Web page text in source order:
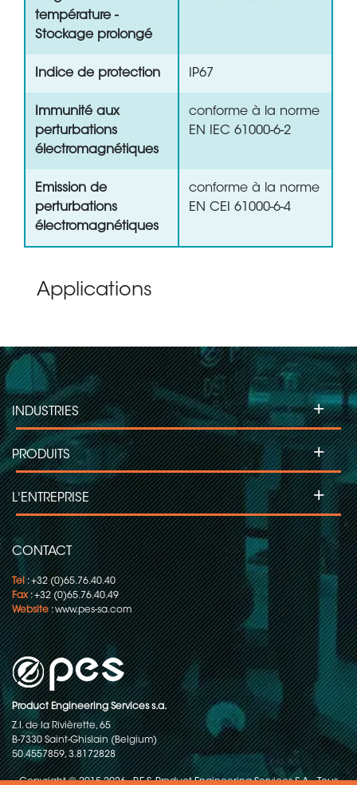
température -
Stockage prolongé
Indice de protection IP67
Immunité aux
perturbations
électromagnétiques
conforme à la norme
EN IEC 61000-6-2
Emission de
perturbations
électromagnétiques
conforme à la norme
EN CEI 61000-6-4
Applications
CONTACT
Tel: +32 (0)65.76.40.40
Fax: +32 (0)65.76.40.49
Website:www.pes-sa.com
Product Engineering Services s.a.
Z.I. de la Rivièrette, 65
B-7330 Saint-Ghislain (Belgium)
50.4557859, 3.8172828
INDUSTRIES +
PRODUITS +
L'ENTREPRISE +
Copyright © 2015-2026 - P.E.S. Product Engineering Services S.A. - Tous